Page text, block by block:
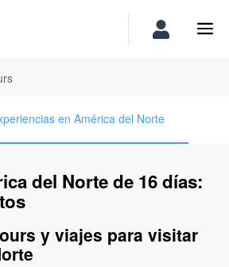
en América del Norte
del Norte de 16 días:
y viajes para visitar